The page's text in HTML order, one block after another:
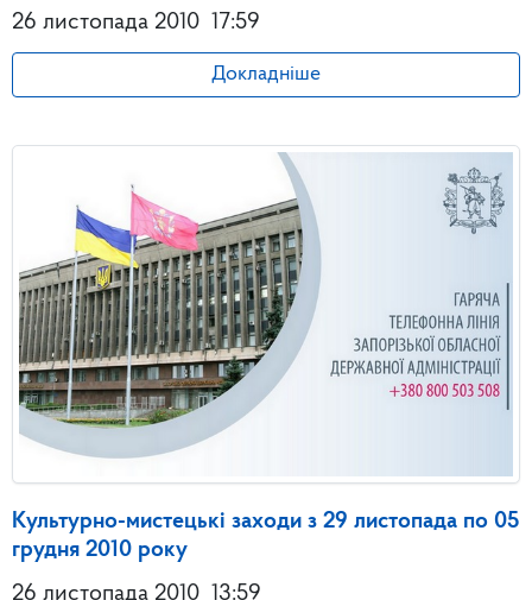
26 листопада 2010 17:59
Докладніше
Культурно-мистецькі заходи з 29 листопада по 05
грудня 2010 року
26 листопада 2010 13:59